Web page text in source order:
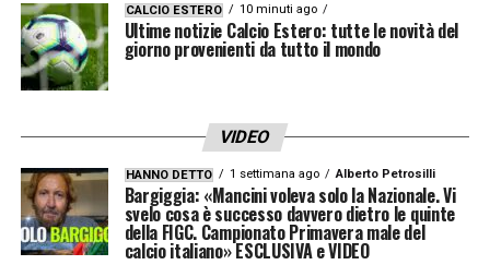
CALCIO ESTERO 10 minuti ago
Ultime notizie Calcio Estero: tutte le novità del
giorno provenienti da tutto il mondo
VIDEO
HANNO DETTO 1 settimana ago Alberto Petrosilli
Bargiggia: «Mancini voleva solo la Nazionale. Vi
svelo cosa è successo davvero dietro le quinte
della FIGC. Campionato Primavera male del
calcio italiano» ESCLUSIVA e VIDEO